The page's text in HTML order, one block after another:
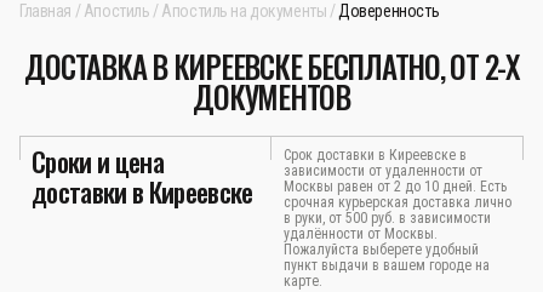
Главная Апостиль Апостиль на документы Доверенность
ДОСТАВКА В КИРЕЕВСКЕ БЕСПЛАТНО, ОТ 2-Х
ДОКУМЕНТОВ
Сроки и цена
доставки в Киреевске
Срок доставки в Киреевске в
зависимости от удаленности от
Москвы равен от 2 до 10 дней. Есть
срочная курьерская доставка лично
в руки, от 500 руб. в зависимости
удалённости от Москвы.
Пожалуйста выберете удобный
пункт выдачи в вашем городе на
карте.